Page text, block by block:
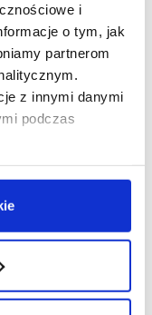
i
o tym, jak
partnerom
z innymi danymi
podczas